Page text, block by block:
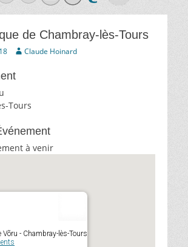
de Chambray-lès-Tours
AuteurClaude Hoinard
Tours
à venir
Võru - Chambray-lès-Tours